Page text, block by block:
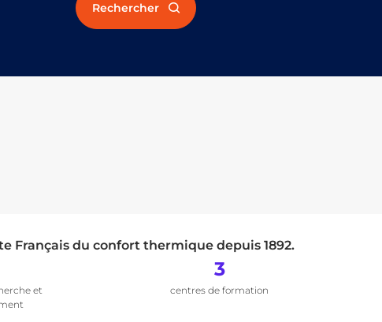
Rechercher
Français du confort thermique depuis 1892.
et
3
centres de formation